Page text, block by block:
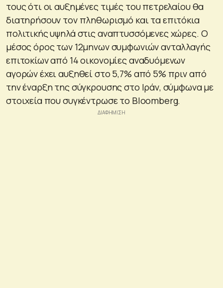
τους ότι οι αυξημένες τιμές του πετρελαίου θα
διατηρήσουν τον πληθωρισμό και τα επιτόκια
πολιτικής υψηλά στις αναπτυσσόμενες χώρες. Ο
μέσος όρος των 12μηνων συμφωνιών ανταλλαγής
επιτοκίων από 14 οικονομίες αναδυόμενων
αγορών έχει αυξηθεί στο 5,7% από 5% πριν από
την έναρξη της σύγκρουσης στο Ιράν, σύμφωνα με
στοιχεία που συγκέντρωσε το Bloomberg.